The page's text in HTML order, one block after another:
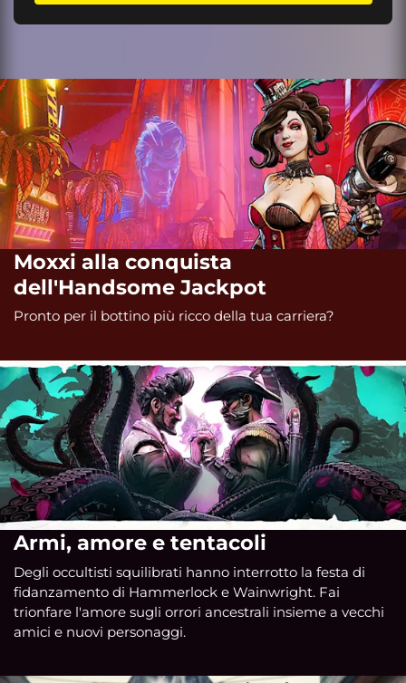
Moxxi alla conquista
dell'Handsome Jackpot
Pronto per il bottino più ricco della tua carriera?
Armi, amore e tentacoli
Degli occultisti squilibrati hanno interrotto la festa di
fidanzamento di Hammerlock e Wainwright. Fai
trionfare l'amore sugli orrori ancestrali insieme a vecchi
amici e nuovi personaggi.